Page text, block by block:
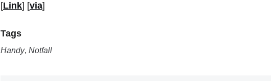
[Link] [via]
Tags
Handy, Notfall